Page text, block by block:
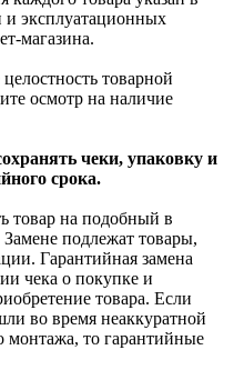
и эксплуатационных
магазина.
товарной
осмотр на наличие
чеки, упаковку и
срока.
товар на подобный в
Замене подлежат товары,
Гарантийная замена
чека о покупке и
товара. Если
во время неаккуратной
монтажа, то гарантийные